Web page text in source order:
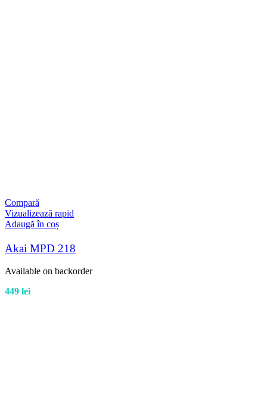
Compară
Vizualizează rapid
Adaugă în coș
Akai MPD 218
Available on backorder
449 lei